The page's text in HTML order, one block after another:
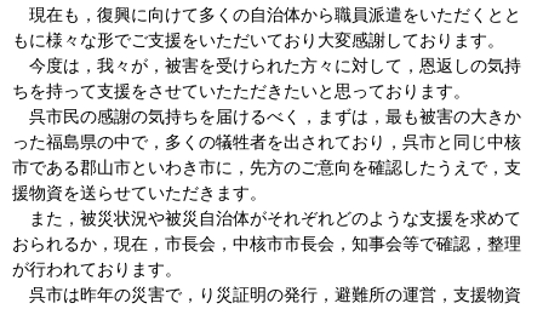
現在も，復興に向けて多くの自治体から職員派遣をいただくとと
もに様々な形でご支援をいただいており大変感謝しております。
今度は，我々が，被害を受けられた方々に対して，恩返しの気持
ちを持って支援をさせていたただきたいと思っております。
呉市民の感謝の気持ちを届けるべく，まずは，最も被害の大きか
った福島県の中で，多くの犠牲者を出されており，呉市と同じ中核
市である郡山市といわき市に，先方のご意向を確認したうえで，支
援物資を送らせていただきます。
また，被災状況や被災自治体がそれぞれどのような支援を求めて
おられるか，現在，市長会，中核市市長会，知事会等で確認，整理
が行われております。
呉市は昨年の災害で，り災証明の発行，避難所の運営，支援物資